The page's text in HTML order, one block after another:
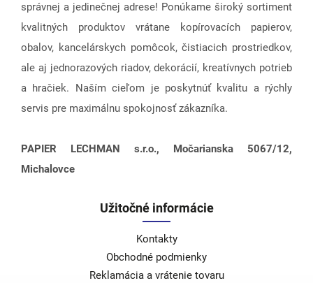
správnej a jedinečnej adrese! Ponúkame široký sortiment
kvalitných produktov vrátane kopírovacích papierov,
obalov, kancelárskych pomôcok, čistiacich prostriedkov,
ale aj jednorazových riadov, dekorácií, kreatívnych potrieb
a hračiek. Naším cieľom je poskytnúť kvalitu a rýchly
servis pre maximálnu spokojnosť zákazníka.
PAPIER LECHMAN s.r.o., Močarianska 5067/12,
Michalovce
Užitočné informácie
Kontakty
Obchodné podmienky
Reklamácia a vrátenie tovaru